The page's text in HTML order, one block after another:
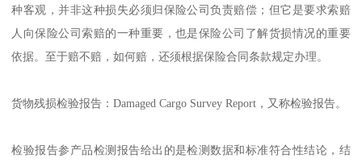
种客观，并非这种损失必须归保险公司负责赔偿；但它是要求索赔
人向保险公司索赔的一种重要，也是保险公司了解货损情况的重要
依据。至于赔不赔，如何赔，还须根据保险合同条款规定办理。
货物残损检验报告：Damaged Cargo Survey Report，又称检验报告。
检验报告参产品检测报告给出的是检测数据和标准符合性结论，结